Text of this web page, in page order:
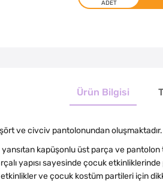
Ürün Bilgisi
ve civciv pantolonundan oluşmaktadır.
kapüşonlu üst parça ve pantolon
yapısı sayesinde çocuk
etkinlikler ve çocuk kostüm partileri için